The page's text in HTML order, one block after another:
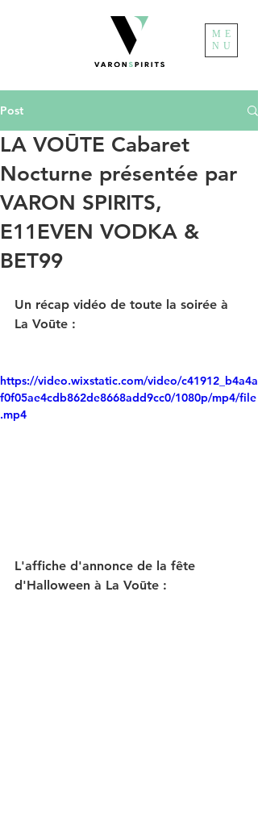
ME
NU
Post
LA VOŪTE Cabaret
Nocturne présentée par
VARON SPIRITS,
E11EVEN VODKA &
BET99
Un récap vidéo de toute la soirée à
La Voūte :
https://video.wixstatic.com/video/c41912_b4a4a
f0f05ae4cdb862de8668add9cc0/1080p/mp4/file
.mp4
L'affiche d'annonce de la fête
d'Halloween à La Voūte :